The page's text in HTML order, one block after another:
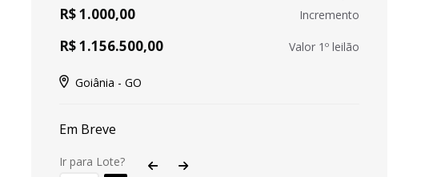
R$ 1.000,00 Incremento
R$ 1.156.500,00 Valor 1º leilão
Goiânia - GO
Em Breve
Ir para Lote?